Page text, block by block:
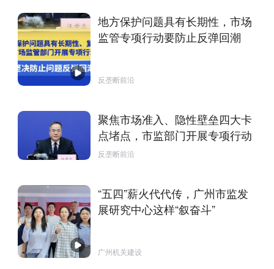
地方保护问题具有长期性，市场
监管专项行动要防止反弹回潮
反垄断前沿
聚焦市场准入、隐性壁垒四大卡
点堵点，市监部门开展专项行动
反垄断前沿
“五四”薪火代代传，广州市监发
展研究中心这样“叙奋斗”
广州机关建设